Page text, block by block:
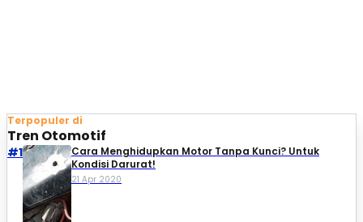
Terpopuler di
Tren Otomotif
#1
Cara Menghidupkan Motor Tanpa Kunci? Untuk
Kondisi Darurat!
21 Apr 2020